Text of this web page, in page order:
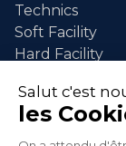
Technics
Soft Facility
Hard Facility
Maintenance
Nettoyage
Nettoyage